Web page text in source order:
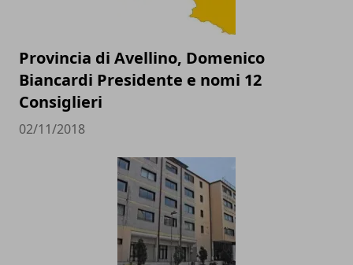
Provincia di Avellino, Domenico
Biancardi Presidente e nomi 12
Consiglieri
02/11/2018